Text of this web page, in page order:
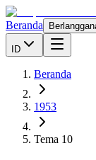
Beranda
ID
Beranda
1953
Tema 10